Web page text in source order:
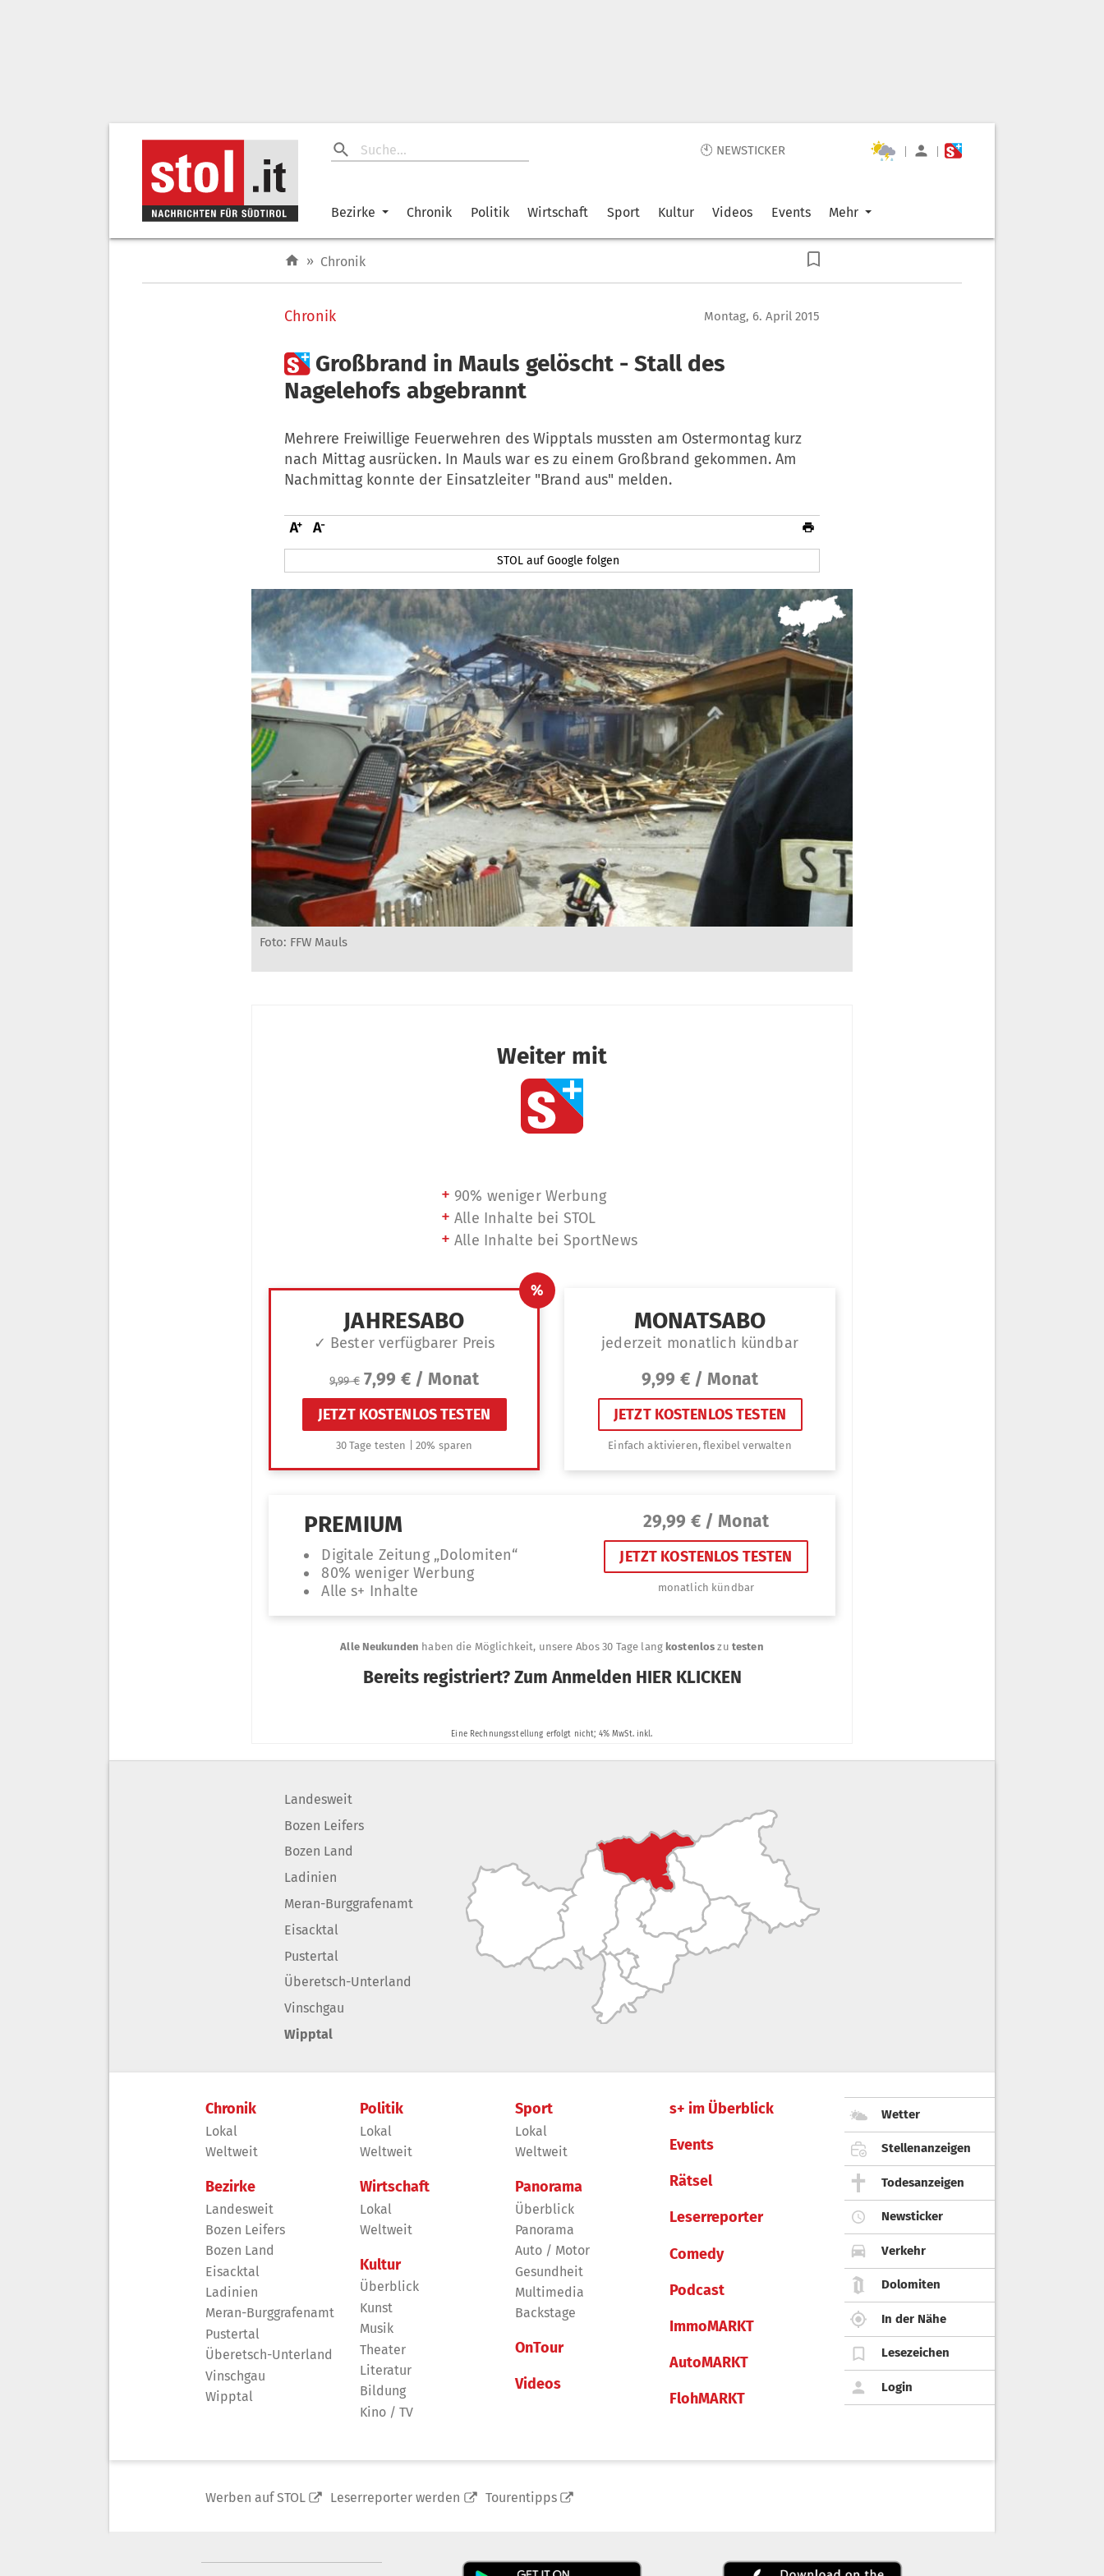
🕙 NEWSTICKER | |
Bezirke Chronik Politik Wirtschaft Sport Kultur Videos Events Mehr
» Chronik
Chronik Montag, 6. April 2015
 Großbrand in Mauls gelöscht - Stall des
Nagelehofs abgebrannt
Mehrere Freiwillige Feuerwehren des Wipptals mussten am Ostermontag kurz
nach Mittag ausrücken. In Mauls war es zu einem Großbrand gekommen. Am
Nachmittag konnte der Einsatzleiter "Brand aus" melden.
STOL auf Google folgen
Foto: FFW Mauls
Landesweit
Bozen Leifers
Bozen Land
Ladinien
Meran-Burggrafenamt
Eisacktal
Pustertal
Überetsch-Unterland
Vinschgau
Wipptal
Chronik
Lokal
Weltweit
Bezirke
Landesweit
Bozen Leifers
Bozen Land
Eisacktal
Ladinien
Meran-Burggrafenamt
Pustertal
Überetsch-Unterland
Vinschgau
Wipptal
Politik
Lokal
Weltweit
Wirtschaft
Lokal
Weltweit
Kultur
Überblick
Kunst
Musik
Theater
Literatur
Bildung
Kino / TV
Sport
Lokal
Weltweit
Panorama
Überblick
Panorama
Auto / Motor
Gesundheit
Multimedia
Backstage
OnTour
Videos
s+ im Überblick
Events
Rätsel
Leserreporter
Comedy
Podcast
ImmoMARKT
AutoMARKT
FlohMARKT
Wetter
Stellenanzeigen
Todesanzeigen
Newsticker
Verkehr
Dolomiten
In der Nähe
Lesezeichen
Login
Werben auf STOL Leserreporter werden Tourentipps